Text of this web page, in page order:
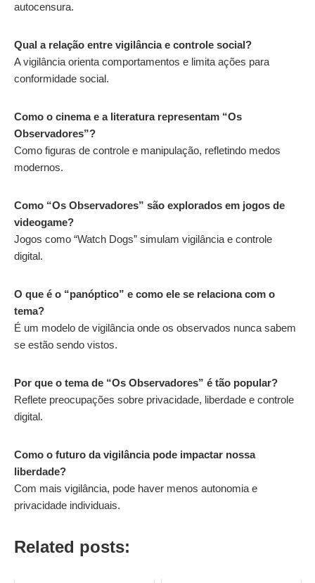
autocensura.
Qual a relação entre vigilância e controle social?
A vigilância orienta comportamentos e limita ações para
conformidade social.
Como o cinema e a literatura representam “Os
Observadores”?
Como figuras de controle e manipulação, refletindo medos
modernos.
Como “Os Observadores” são explorados em jogos de
videogame?
Jogos como “Watch Dogs” simulam vigilância e controle
digital.
O que é o “panóptico” e como ele se relaciona com o
tema?
É um modelo de vigilância onde os observados nunca sabem
se estão sendo vistos.
Por que o tema de “Os Observadores” é tão popular?
Reflete preocupações sobre privacidade, liberdade e controle
digital.
Como o futuro da vigilância pode impactar nossa
liberdade?
Com mais vigilância, pode haver menos autonomia e
privacidade individuais.
Related posts: